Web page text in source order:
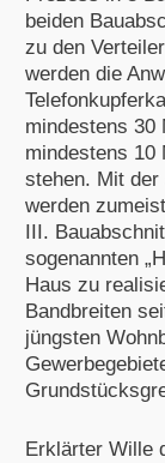
beiden
zu den
werden die
mindestens 30
mindestens 10
stehen. Mit der
werden
III.
sogenannten
Haus zu
Bandbreiten
jüngsten
Erklärter Wille